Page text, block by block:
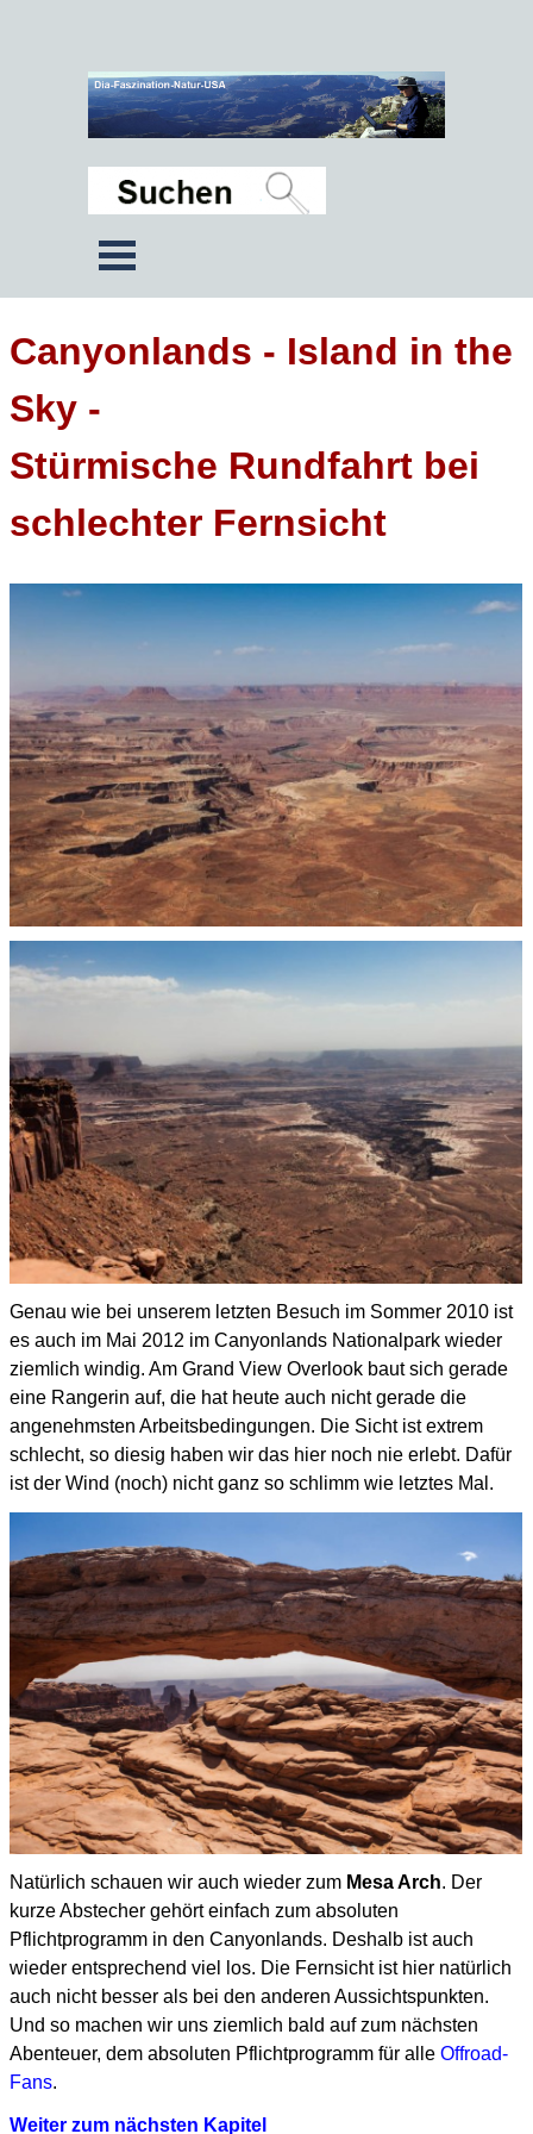
Canyonlands - Island in the
Sky -
Stürmische Rundfahrt bei
schlechter Fernsicht
Genau wie bei unserem letzten Besuch im Sommer 2010 ist
es auch im Mai 2012 im Canyonlands Nationalpark wieder
ziemlich windig. Am Grand View Overlook baut sich gerade
eine Rangerin auf, die hat heute auch nicht gerade die
angenehmsten Arbeitsbedingungen. Die Sicht ist extrem
schlecht, so diesig haben wir das hier noch nie erlebt. Dafür
ist der Wind (noch) nicht ganz so schlimm wie letztes Mal .
Natürlich schauen wir auch wieder zum Mesa Arch. Der
kurze Abstecher gehört einfach zum absoluten
Pflichtprogramm in den Canyonlands. Deshalb ist auch
wieder entsprechend viel los. Die Fernsicht ist hier natürlich
auch nicht besser als bei den anderen Aussichtspunkten.
Und so machen wir uns ziemlich bald auf zum nächsten
Abenteuer, dem absoluten Pflichtprogramm für alle Offroad-
Fans.
Weiter zum nächsten Kapitel